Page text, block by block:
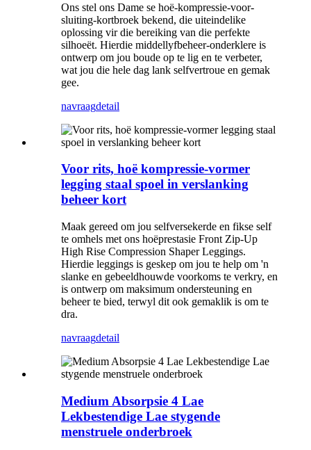
Ons stel ons Dame se hoë-kompressie-voor-
sluiting-kortbroek bekend, die uiteindelike
oplossing vir die bereiking van die perfekte
silhoeët. Hierdie middellyfbeheer-onderklere is
ontwerp om jou boude op te lig en te verbeter,
wat jou die hele dag lank selfvertroue en gemak
gee.
navraagdetail
Voor rits, hoë kompressie-vormer
legging staal spoel in verslanking
beheer kort
Maak gereed om jou selfversekerde en fikse self
te omhels met ons hoëprestasie Front Zip-Up
High Rise Compression Shaper Leggings.
Hierdie leggings is geskep om jou te help om 'n
slanke en gebeeldhouwde voorkoms te verkry, en
is ontwerp om maksimum ondersteuning en
beheer te bied, terwyl dit ook gemaklik is om te
dra.
navraagdetail
Medium Absorpsie 4 Lae
Lekbestendige Lae stygende
menstruele onderbroek